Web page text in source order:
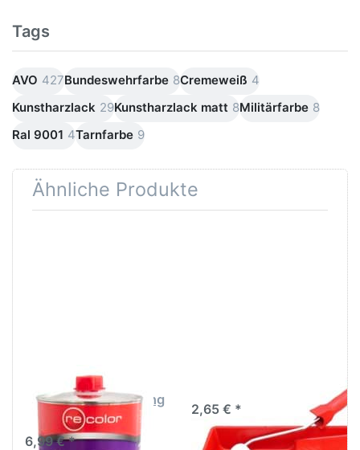
Tags
AVO 427Bundeswehrfarbe 8Cremeweiß 4
Kunstharzlack 29Kunstharzlack matt 8Militärfarbe 8
Ral 9001 4Tarnfarbe 9
Ähnliche Produkte
RECOLOR
Kunstharzverdünnung
6,99 € *
2,65 € *